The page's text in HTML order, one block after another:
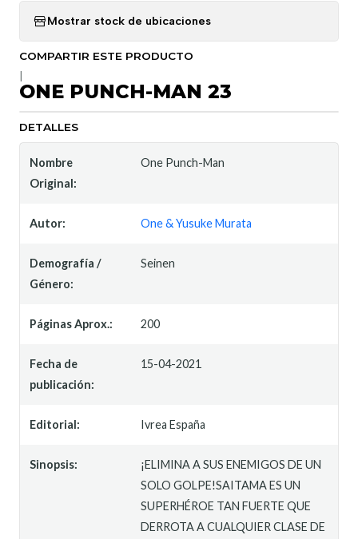
Mostrar stock de ubicaciones
COMPARTIR ESTE PRODUCTO
ONE PUNCH-MAN 23
DETALLES
Nombre
Original:
One Punch-Man
Autor: One & Yusuke Murata
Demografía /
Género:
Seinen
Páginas Aprox.: 200
Fecha de
publicación:
15-04-2021
Editorial: Ivrea España
Sinopsis:
¡ELIMINA A SUS ENEMIGOS DE UN
SOLO GOLPE!SAITAMA ES UN
SUPERHÉROE TAN FUERTE QUE
DERROTA A CUALQUIER CLASE DE